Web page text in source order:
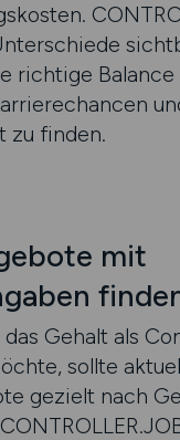
richtige
zu finden.
mit
Gehalt als
sollte
gezielt nach